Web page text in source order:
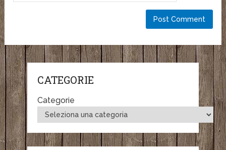
CATEGORIE
Categorie